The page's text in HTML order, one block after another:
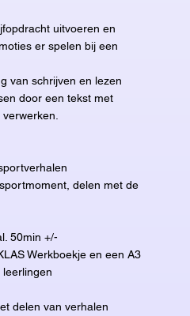
uitvoeren en
er spelen bij een
van schrijven en lezen
door een tekst met
delen met de
50min +/-
Werkboekje en een A3
delen van verhalen